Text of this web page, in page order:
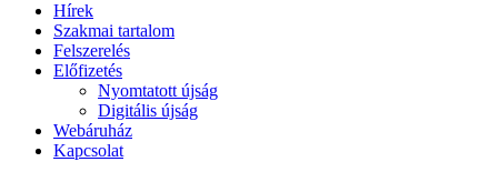
Hírek
Szakmai tartalom
Felszerelés
Előfizetés
Nyomtatott újság
Digitális újság
Webáruház
Kapcsolat